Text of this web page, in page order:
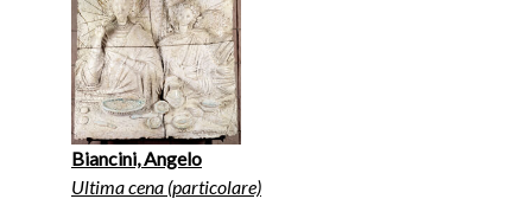
Biancini, Angelo
Ultima cena (particolare)